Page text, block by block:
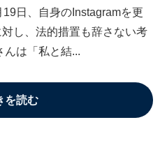
日、自身のInstagramを更
し、法的措置も辞さない考
んは「私と結...
を読む